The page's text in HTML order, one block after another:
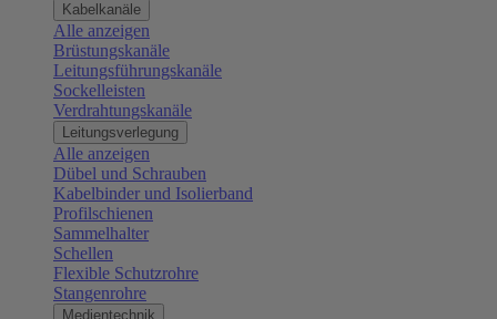
Kabelkanäle
Alle anzeigen
Brüstungskanäle
Leitungsführungskanäle
Sockelleisten
Verdrahtungskanäle
Leitungsverlegung
Alle anzeigen
Dübel und Schrauben
Kabelbinder und Isolierband
Profilschienen
Sammelhalter
Schellen
Flexible Schutzrohre
Stangenrohre
Medientechnik